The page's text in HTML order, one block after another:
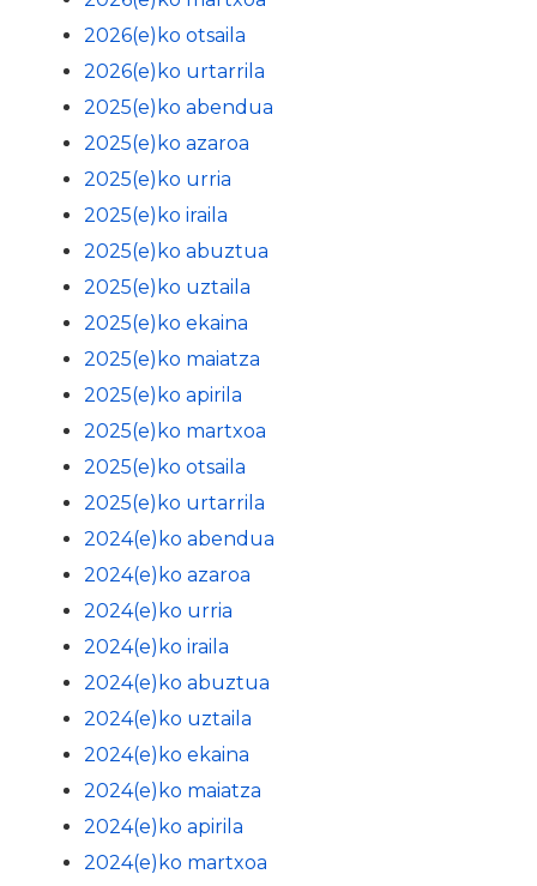
2026(e)ko otsaila
2026(e)ko urtarrila
2025(e)ko abendua
2025(e)ko azaroa
2025(e)ko urria
2025(e)ko iraila
2025(e)ko abuztua
2025(e)ko uztaila
2025(e)ko ekaina
2025(e)ko maiatza
2025(e)ko apirila
2025(e)ko martxoa
2025(e)ko otsaila
2025(e)ko urtarrila
2024(e)ko abendua
2024(e)ko azaroa
2024(e)ko urria
2024(e)ko iraila
2024(e)ko abuztua
2024(e)ko uztaila
2024(e)ko ekaina
2024(e)ko maiatza
2024(e)ko apirila
2024(e)ko martxoa